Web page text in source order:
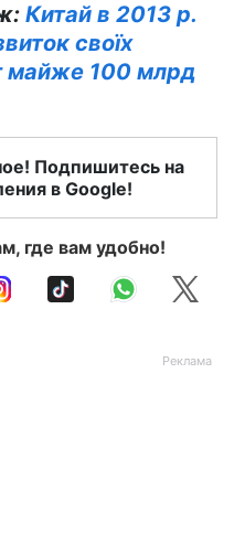
Китай в 2013 р.
своїх
майже 100 млрд
Подпишитесь на
в Google!
где вам удобно!